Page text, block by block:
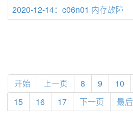
2020-12-14：c06n01 内存故障
开始 上一页 8 9 10
15
16 17 下一页 最后